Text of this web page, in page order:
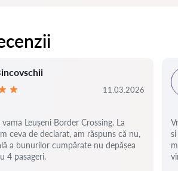
11.03.2026
Leușeni Border Crossing. La
ceva de declarat, am răspuns că nu,
a bunurilor cumpărate nu depășea
4 pasageri.